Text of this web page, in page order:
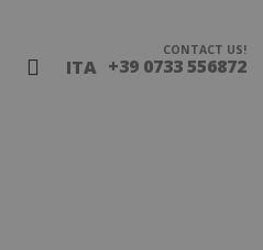
ITA
CONTACT US!
+39 0733 556872